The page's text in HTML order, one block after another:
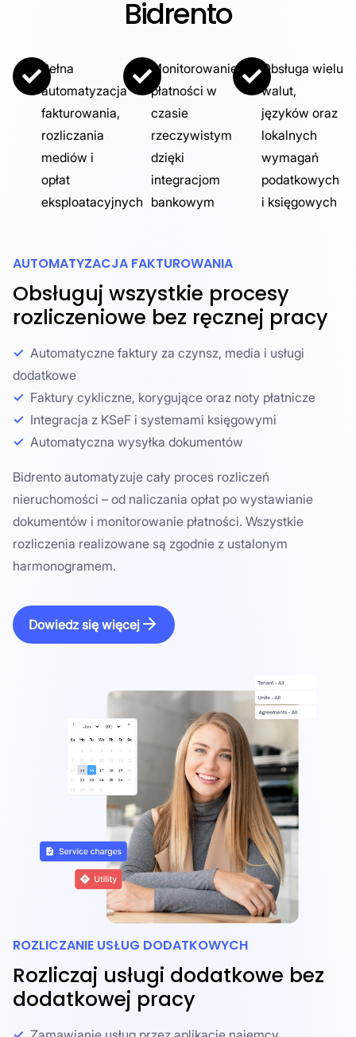
Bidrento
Pełna
automatyzacja
fakturowania,
rozliczania
mediów i
opłat
eksploatacyjnych
Monitorowanie
płatności w
czasie
rzeczywistym
dzięki
integracjom
bankowym
Obsługa wielu
walut,
języków oraz
lokalnych
wymagań
podatkowych
i księgowych
AUTOMATYZACJA FAKTUROWANIA
Obsługuj wszystkie procesy
rozliczeniowe bez ręcznej pracy
Automatyczne faktury za czynsz, media i usługi
dodatkowe
Faktury cykliczne, korygujące oraz noty płatnicze
Integracja z KSeF i systemami księgowymi
Automatyczna wysyłka dokumentów
Bidrento automatyzuje cały proces rozliczeń
nieruchomości – od naliczania opłat po wystawianie
dokumentów i monitorowanie płatności. Wszystkie
rozliczenia realizowane są zgodnie z ustalonym
harmonogramem.
Dowiedz się więcej
ROZLICZANIE USŁUG DODATKOWYCH
Rozliczaj usługi dodatkowe bez
dodatkowej pracy